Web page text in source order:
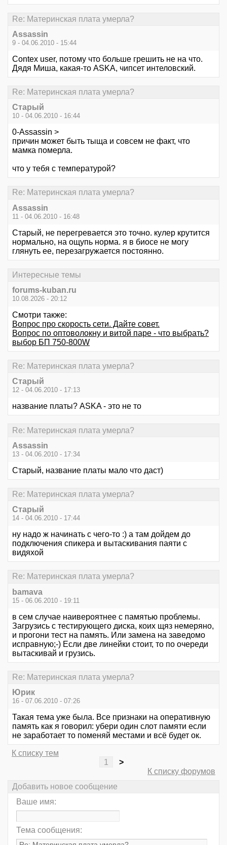
Re: Материнская плата умерла?
Assassin
9 - 04.06.2010 - 15:44
Contex user, потому что больше грешить не на что.
Дядя Миша, какая-то ASKA, чипсет интеловский.
Re: Материнская плата умерла?
Старый
10 - 04.06.2010 - 16:44
0-Assassin >
причин может быть тыща и совсем не факт, что
мамка померла.
что у тебя с температурой?
Re: Материнская плата умерла?
Assassin
11 - 04.06.2010 - 16:48
Старый, не перегревается это точно. кулер крутится
нормально, на ощупь норма. я в биосе не могу
глянуть ее, перезагружается постоянно.
Интересные темы
forums-kuban.ru
10.08.2026 - 20:12
Смотри также:
Вопрос про скорость сети. Дайте совет.
Вопрос по оптоволокну и витой паре - что выбрать?
выбор БП 750-800W
Re: Материнская плата умерла?
Старый
12 - 04.06.2010 - 17:13
название платы? ASKA - это не то
Re: Материнская плата умерла?
Assassin
13 - 04.06.2010 - 17:34
Старый, название платы мало что даст)
Re: Материнская плата умерла?
Старый
14 - 04.06.2010 - 17:44
ну надо ж начинать с чего-то :) а там дойдем до
подключения спикера и вытаскивания паяти с
видяхой
Re: Материнская плата умерла?
bamava
15 - 06.06.2010 - 19:11
в сем случае наивероятнее с памятью проблемы.
Загрузись с тестирующего диска, коих щяз немеряно,
и прогони тест на память. Или замена на заведомо
исправную;-) Если две линейки стоит, то по очереди
вытаскивай и грузись.
Re: Материнская плата умерла?
Юрик
16 - 07.06.2010 - 07:26
Такая тема уже была. Все признаки на оперативную
память как я говорил: убери один слот памяти если
не заработает то поменяй местами и всё будет ок.
К списку тем
1
>
К списку форумов
Добавить новое сообщение
Ваше имя:
Тема сообщения: